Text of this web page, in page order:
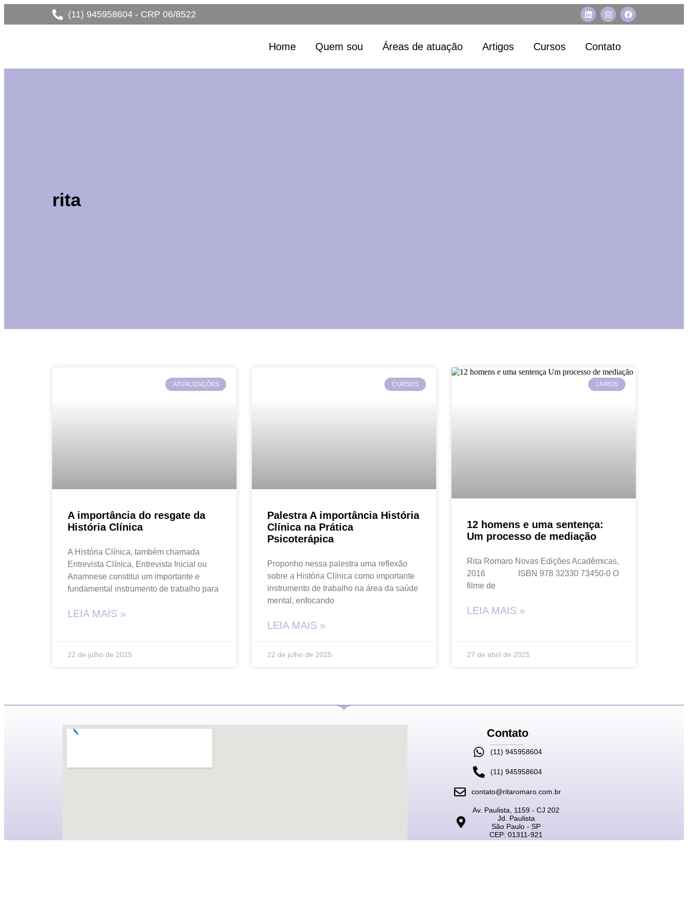
(11) 945958604 - CRP 06/8522
Home Quem sou Áreas de atuação Artigos Cursos Contato
rita
ATUALIZAÇÕES
A importância do resgate da
História Clínica
A História Clínica, também chamada
Entrevista Clínica, Entrevista Inicial ou
Anamnese constitui um importante e
fundamental instrumento de trabalho para
LEIA MAIS »
22 de julho de 2025
CURSOS
Palestra A importância História
Clínica na Prática
Psicoterápica
Proponho nessa palestra uma reflexão
sobre a História Clínica como importante
instrumento de trabalho na área da saúde
mental, enfocando
LEIA MAIS »
22 de julho de 2025
LIVROS
12 homens e uma sentença:
Um processo de mediação
Rita Romaro Novas Edições Acadêmicas,
2016 ISBN 978 32330 73450-0 O
filme de
LEIA MAIS »
27 de abril de 2025
Contato
(11) 945958604
(11) 945958604
contato@ritaromaro.com.br
Av. Paulista, 1159 - CJ 202
Jd. Paulista
São Paulo - SP
CEP: 01311-921